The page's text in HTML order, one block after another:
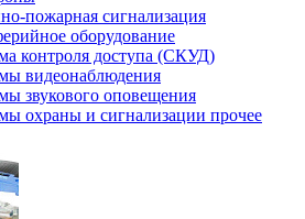
пожарная сигнализация
оборудование
контроля доступа (СКУД)
видеонаблюдения
звукового оповещения
охраны и сигнализации прочее